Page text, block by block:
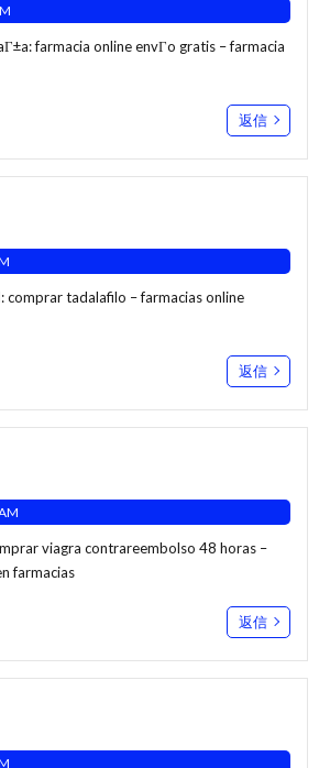
farmacia online envГ­o gratis – farmacia
返信
comprar tadalafilo – farmacias online
返信
viagra contrareembolso 48 horas –
farmacias
返信